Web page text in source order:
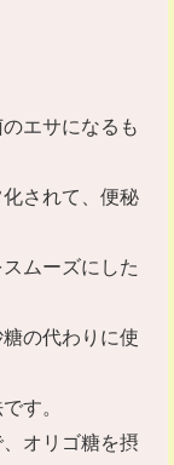
エサになるも
されて、便秘
ムーズにした
の代わりに使
す。
オリゴ糖を摂